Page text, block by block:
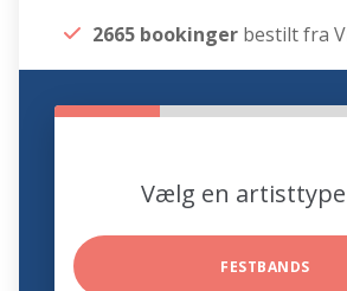
2665 bookinger bestilt fra
Vælg en
FESTBANDS